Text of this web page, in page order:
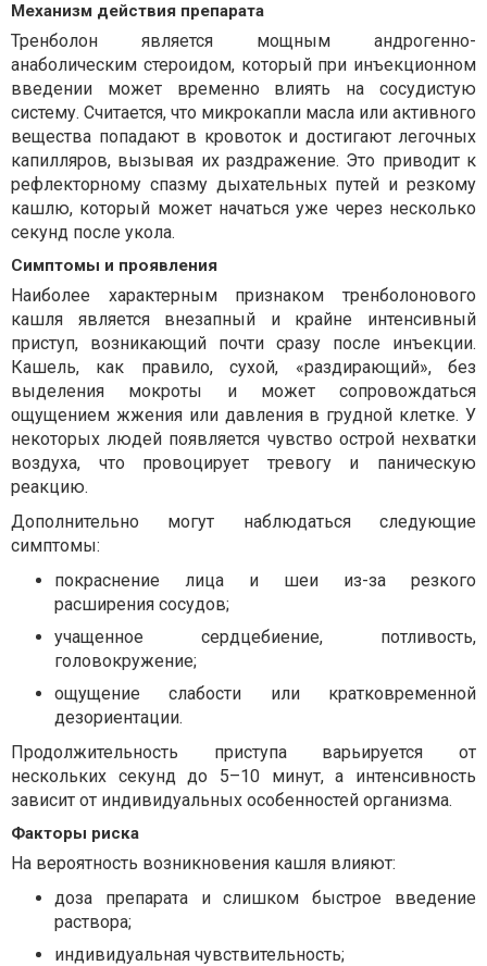
Механизм действия препарата
Тренболон является мощным андрогенно-
анаболическим стероидом, который при инъекционном
введении может временно влиять на сосудистую
систему. Считается, что микрокапли масла или активного
вещества попадают в кровоток и достигают легочных
капилляров, вызывая их раздражение. Это приводит к
рефлекторному спазму дыхательных путей и резкому
кашлю, который может начаться уже через несколько
секунд после укола.
Симптомы и проявления
Наиболее характерным признаком тренболонового
кашля является внезапный и крайне интенсивный
приступ, возникающий почти сразу после инъекции.
Кашель, как правило, сухой, «раздирающий», без
выделения мокроты и может сопровождаться
ощущением жжения или давления в грудной клетке. У
некоторых людей появляется чувство острой нехватки
воздуха, что провоцирует тревогу и паническую
реакцию.
Дополнительно могут наблюдаться следующие
симптомы:
покраснение лица и шеи из-за резкого
расширения сосудов;
учащенное сердцебиение, потливость,
головокружение;
ощущение слабости или кратковременной
дезориентации.
Продолжительность приступа варьируется от
нескольких секунд до 5–10 минут, а интенсивность
зависит от индивидуальных особенностей организма.
Факторы риска
На вероятность возникновения кашля влияют:
доза препарата и слишком быстрое введение
раствора;
индивидуальная чувствительность;